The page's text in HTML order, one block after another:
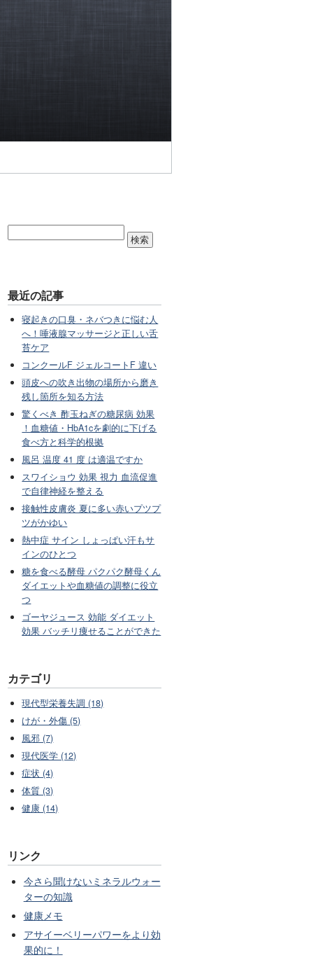
最近の記事
寝起きの口臭・ネバつきに悩む人
へ！唾液腺マッサージと正しい舌
苔ケア
コンクールF ジェルコートF 違い
頭皮への吹き出物の場所から磨き
残し箇所を知る方法
驚くべき 酢玉ねぎの糖尿病 効果
！血糖値・HbA1cを劇的に下げる
食べ方と科学的根拠
風呂 温度 41 度 は適温ですか
スワイショウ 効果 視力 血流促進
で自律神経を整える
接触性皮膚炎 夏に多い赤いプツプ
ツがかゆい
熱中症 サイン しょっぱい汗もサ
インのひとつ
糖を食べる酵母 パクパク酵母くん
ダイエットや血糖値の調整に役立
つ
ゴーヤジュース 効能 ダイエット
効果 バッチリ痩せることができた
カテゴリ
現代型栄養失調 (18)
けが・外傷 (5)
風邪 (7)
現代医学 (12)
症状 (4)
体質 (3)
健康 (14)
リンク
今さら聞けないミネラルウォー
ターの知識
健康メモ
アサイーベリーパワーをより効
果的に！